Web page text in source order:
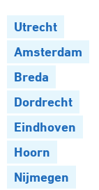
Utrecht
Amsterdam
Breda
Dordrecht
Eindhoven
Hoorn
Nijmegen